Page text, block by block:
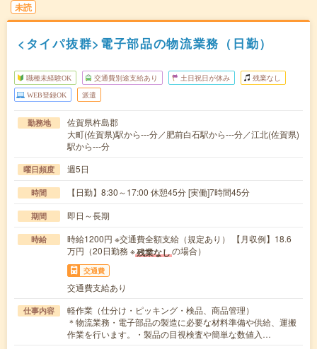
未読
<タイパ抜群>電子部品の物流業務（日勤）
職種未経験OK 交通費別途支給あり 土日祝日が休み 残業なし
WEB登録OK 派遣
勤務地
佐賀県杵島郡
大町(佐賀県)駅から---分／肥前白石駅から---分／江北(佐賀県)
駅から---分
曜日頻度 週5日
時間 【日勤】8:30～17:00 休憩45分 [実働]7時間45分
期間 即日～長期
時給
時給1200円 ※交通費全額支給（規定あり） 【月収例】18.6
万円（20日勤務 ※残業なしの場合）
交通費
交通費支給あり
仕事内容
軽作業（仕分け・ピッキング・検品、商品管理）
＊物流業務・電子部品の製造に必要な材料準備や供給、運搬
作業を行います。・製品の目視検査や簡単な数値入…